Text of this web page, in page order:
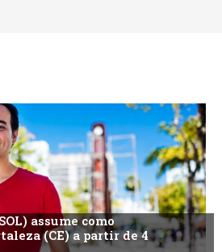
assume como
(CE) a partir de 4